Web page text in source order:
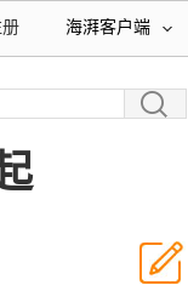
海湃客户端
册